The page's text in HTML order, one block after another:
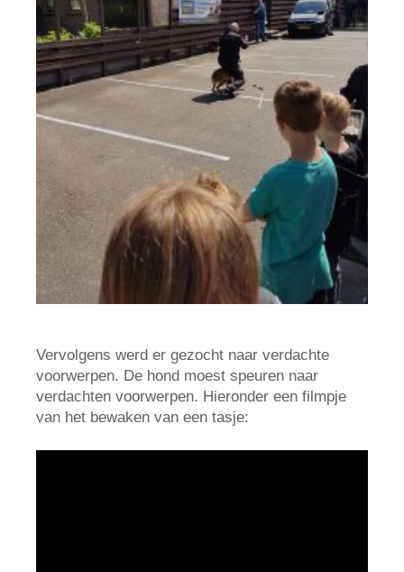
Vervolgens werd er gezocht naar verdachte
voorwerpen. De hond moest speuren naar
verdachten voorwerpen. Hieronder een filmpje
van het bewaken van een tasje: